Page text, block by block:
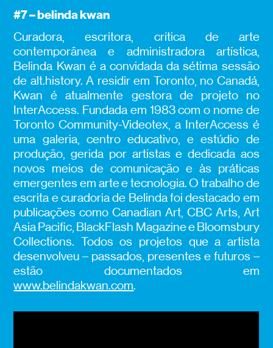
#7 –belinda kwan
Curadora, escritora, crítica de arte
contemporânea e administradora artística,
Belinda Kwan é a convidada da sétima sessão
de alt.history. A residir em Toronto, no Canadá,
Kwan é atualmente gestora de projeto no
InterAccess. Fundada em 1983 com o nome de
Toronto Community-Videotex, a InterAccess é
uma galeria, centro educativo, e estúdio de
produção, gerida por artistas e dedicada aos
novos meios de comunicação e às práticas
emergentes em arte e tecnologia. O trabalho de
escrita e curadoria de Belinda foi destacado em
publicações como Canadian Art, CBC Arts, Art
Asia Pacific, BlackFlash Magazine e Bloomsbury
Collections. Todos os projetos que a artista
desenvolveu – passados, presentes e futuros –
estão documentados em
www.belindakwan.com.